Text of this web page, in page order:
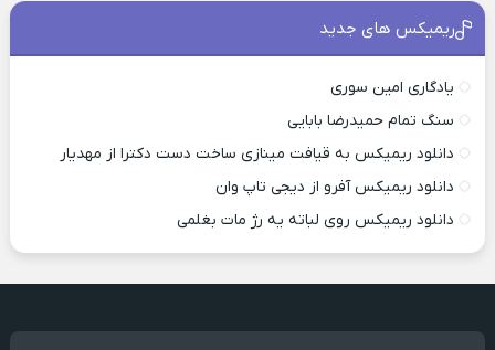
ریمیکس های جدید
یادگاری امین سوری
سنگ تمام حمیدرضا بابایی
دانلود ریمیکس به قیافت مینازی ساخت دست دکترا از مهدیار
دانلود ریمیکس آفرو از ديجی تاپ وان
دانلود ریمیکس روی لباته یه رژ مات بغلمی